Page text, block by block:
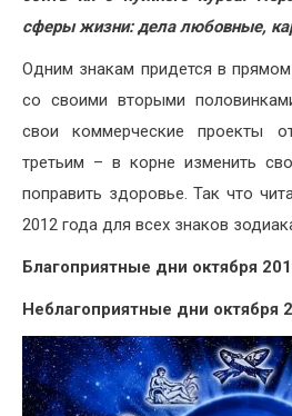
сферы жизни: дела любовные,
Одним знакам придется в
со своими вторыми
свои коммерческие проекты
третьим – в корне изменить
поправить здоровье. Так что
2012 года для всех знаков
Благоприятные дни октября
Неблагоприятные дни октября